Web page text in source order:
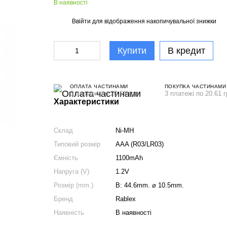
В наявності
Ввійти для відображення накопичувальної знижки
Купити В кредит
ОПЛАТА ЧАСТИНАМИ
3 платежі по 20.61 грн
ПОКУПКА ЧАСТИНАМИ
3 платежі по 20.61
Характеристики
Склад
Ni-MH
Типовий розмір
AAA (R03/LR03)
Ємність
1100mAh
Напруга (V)
1.2V
Розмір (mm.)
В: 44.6mm. ⌀ 10.5mm.
Бренд
Rablex
Наявність
В наявності